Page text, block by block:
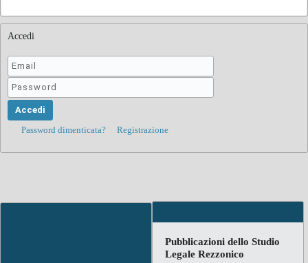
Accedi
Password dimenticata? Registrazione
Pubblicazioni dello Studio
Legale Rezzonico